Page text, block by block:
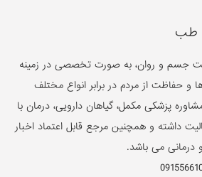
طب
جسم و روان، به صورت تخصصی در زمینه
از مردم در برابر انواع مختلف
پزشکی مکمل، گیاهان دارویی، درمان با
داشته و همچنین مرجع قابل اعتماد اخبار
می باشد.